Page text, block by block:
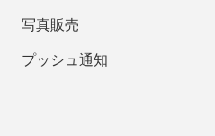
写真販売
プッシュ通知